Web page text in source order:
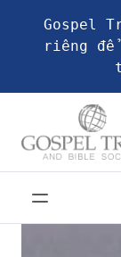
Gospel
riêng